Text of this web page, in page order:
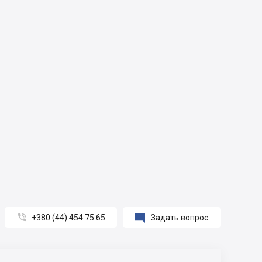
 +380 (44) 454 75 65  Задать вопрос